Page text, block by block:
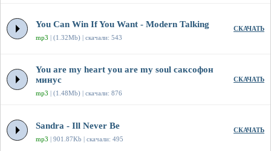
You Can Win If You Want - Modern Talking
mp3 | (1.32Mb) | скачали: 543
СКАЧАТЬ
You are my heart you are my soul саксофон
минус
mp3 | (1.48Mb) | скачали: 876
СКАЧАТЬ
Sandra - Ill Never Be
mp3 | 901.87Kb | скачали: 495
СКАЧАТЬ